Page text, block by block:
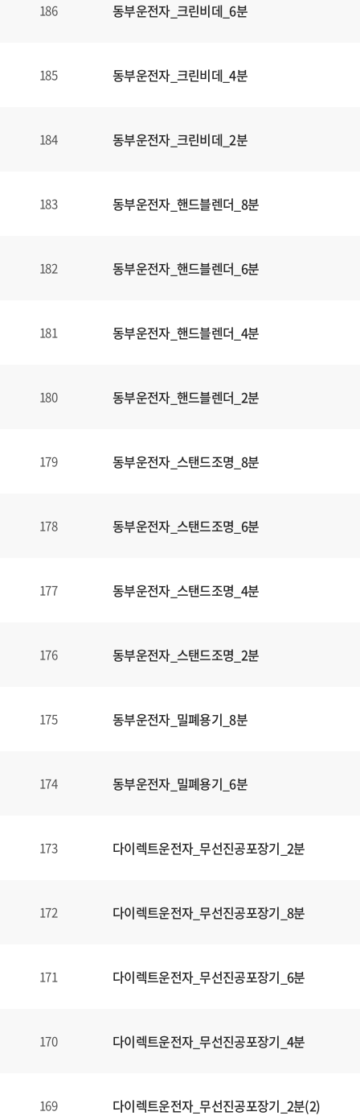
186 동부운전자_크린비데_6분
185 동부운전자_크린비데_4분
184 동부운전자_크린비데_2분
183 동부운전자_핸드블렌더_8분
182 동부운전자_핸드블렌더_6분
181 동부운전자_핸드블렌더_4분
180 동부운전자_핸드블렌더_2분
179 동부운전자_스탠드조명_8분
178 동부운전자_스탠드조명_6분
177 동부운전자_스탠드조명_4분
176 동부운전자_스탠드조명_2분
175 동부운전자_밀폐용기_8분
174 동부운전자_밀폐용기_6분
173 다이렉트운전자_무선진공포장기_2분
172 다이렉트운전자_무선진공포장기_8분
171 다이렉트운전자_무선진공포장기_6분
170 다이렉트운전자_무선진공포장기_4분
169 다이렉트운전자_무선진공포장기_2분(2)